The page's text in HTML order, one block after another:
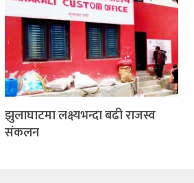
झुलाघाटमा लक्ष्यभन्दा बढी राजस्व
संकलन